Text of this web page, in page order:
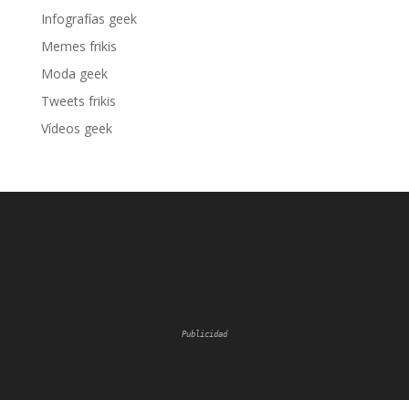
Infografías geek
Memes frikis
Moda geek
Tweets frikis
Vídeos geek
Publicidad